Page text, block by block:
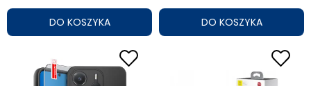
DO KOSZYKA DO KOSZYKA